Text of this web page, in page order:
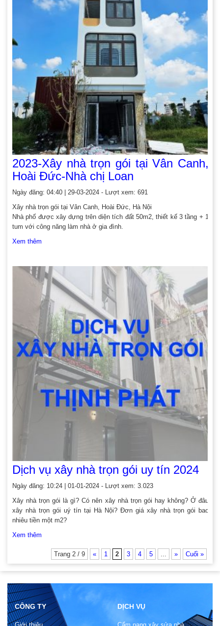
2023-Xây nhà trọn gói tại Vân Canh,
Hoài Đức-Nhà chị Loan
Ngày đăng: 04:40 | 29-03-2024 - Lượt xem: 691
Xây nhà trọn gói tại Vân Canh, Hoài Đức, Hà Nội
Nhà phố được xây dựng trên diện tích đất 50m2, thiết kế 3 tầng + 1
tum với công năng làm nhà ở gia đình.
Xem thêm
Dịch vụ xây nhà trọn gói uy tín 2024
Ngày đăng: 10:24 | 01-01-2024 - Lượt xem: 3.023
Xây nhà trọn gói là gì? Có nên xây nhà trọn gói hay không? Ở đâu
xây nhà trọn gói uý tín tại Hà Nội? Đơn giá xây nhà trọn gói bao
nhiêu tiền một m2?
Xem thêm
Trang 2 / 9 « 1 2 3 4 5 » Cuối »
CÔNG TY DỊCH VỤ